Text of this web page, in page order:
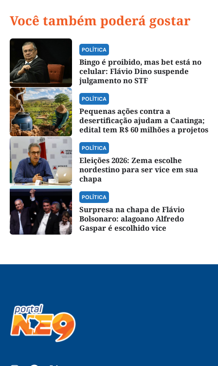
Você também poderá gostar
POLÍTICA
Bingo é proibido, mas bet está no
celular: Flávio Dino suspende
julgamento no STF
POLÍTICA
Pequenas ações contra a
desertificação ajudam a Caatinga;
edital tem R$ 60 milhões a projetos
POLÍTICA
Eleições 2026: Zema escolhe
nordestino para ser vice em sua
chapa
POLÍTICA
Surpresa na chapa de Flávio
Bolsonaro: alagoano Alfredo
Gaspar é escolhido vice